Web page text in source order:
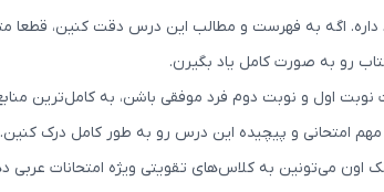
اگه به فهرست و مطالب این درس دقت کنین، قطعا
رو به صورت کامل یاد بگیرن.
نوبت اول و نوبت دوم فرد موفقی باشن، به
امتحانی و پیچیده این درس رو به طور کامل درک کنین.
می‌تونین به کلاس‌های تقویتی ویژه امتحانات